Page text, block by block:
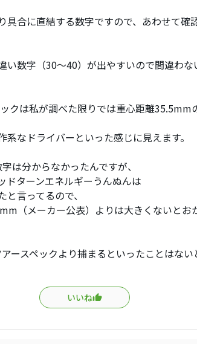
具合に直結する数字ですので、あわせて確
い数字（30〜40）が出やすいので間違わ
クは私が調べた限りでは重心距離35.5mm
なドライバーといった感じに見えます。
は分からなかったんですが、
ドターンエネルギーうんぬんは
言ってるので、
（メーカー公表）よりは大きくないとお
ースペックより捕まるといったことはない
いいね